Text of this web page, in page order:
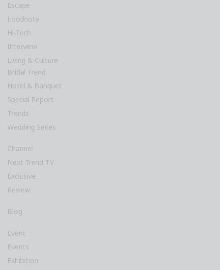
Escape
Foodnote
Hi-Tech
Interview
Living & Culture
Bridal Trend
Hotel & Banquet
Special Report
Trends
Wedding Series
Channel
Next Trend TV
Exclusive
Review
Blog
Event
Events
Exhibition